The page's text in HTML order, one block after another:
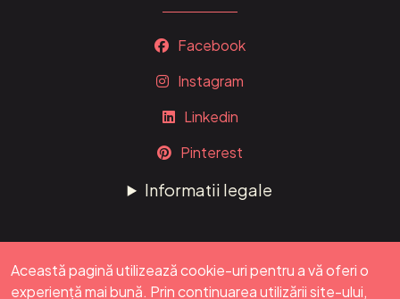
Facebook
Instagram
Linkedin
Pinterest
Informatii legale
Această pagină utilizează cookie-uri pentru a vă oferi o
experiență mai bună. Prin continuarea utilizării site-ului,